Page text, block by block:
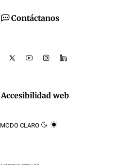
Contáctanos
Accesibilidad web
MODO CLARO